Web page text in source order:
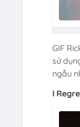
GIF
sử
ngẫu
I